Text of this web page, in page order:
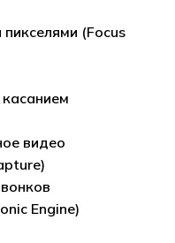
(Focus
видео
Engine)